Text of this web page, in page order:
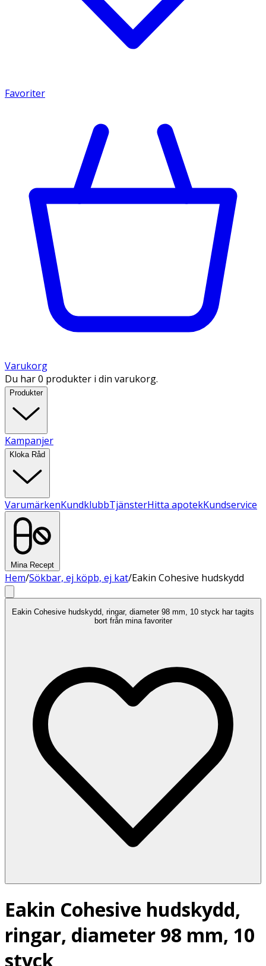
Favoriter
Varukorg
Du har 0 produkter i din varukorg.
Produkter
Kampanjer
Kloka Råd
VarumärkenKundklubbTjänsterHitta apotekKundservice
Mina Recept
Hem/Sökbar, ej köpb, ej kat/Eakin Cohesive hudskydd
Eakin Cohesive hudskydd, ringar, diameter 98 mm, 10 styck har tagits
bort från mina favoriter
Eakin Cohesive hudskydd,
ringar, diameter 98 mm, 10
styck